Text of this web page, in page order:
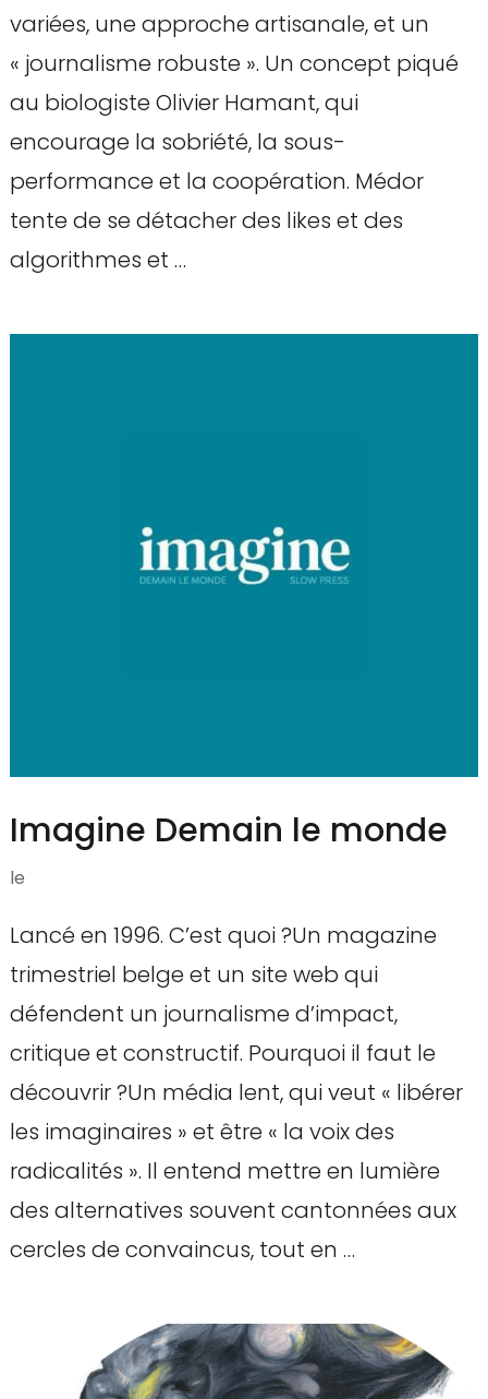
variées, une approche artisanale, et un
« journalisme robuste ». Un concept piqué
au biologiste Olivier Hamant, qui
encourage la sobriété, la sous-
performance et la coopération. Médor
tente de se détacher des likes et des
algorithmes et …
Imagine Demain le monde
le
Lancé en 1996. C’est quoi ?Un magazine
trimestriel belge et un site web qui
défendent un journalisme d’impact,
critique et constructif. Pourquoi il faut le
découvrir ?Un média lent, qui veut « libérer
les imaginaires » et être « la voix des
radicalités ». Il entend mettre en lumière
des alternatives souvent cantonnées aux
cercles de convaincus, tout en …